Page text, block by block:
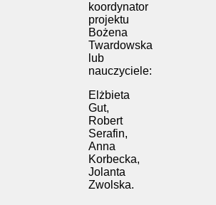
koordynator
projektu
Bożena
Twardowska
lub
nauczyciele:
Elżbieta
Gut,
Robert
Serafin,
Anna
Korbecka,
Jolanta
Zwolska.